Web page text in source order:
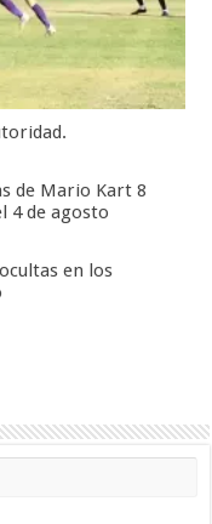
de Mario Kart 8
4 de agosto
en los